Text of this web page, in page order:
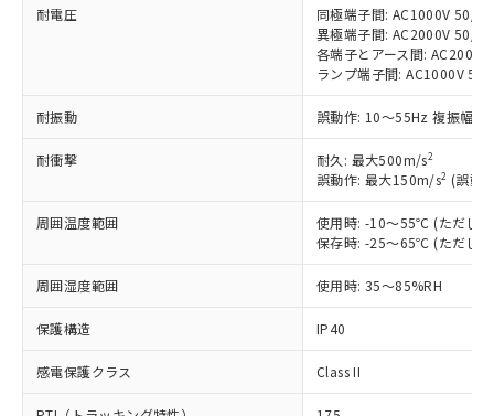
耐電圧
同極端子間: AC1000V 50/
異極端子間: AC2000V 50/
各端子とアース間:
ランプ端子間: AC1000V
耐振動 誤動作: 10～55Hz 複振幅
耐衝撃 耐久: 最大500m/s2
誤動作: 最大150m/s2 (誤動
周囲温度範囲
使用時: -10～55℃ (ただし
保存時: -25～65℃ (ただし
周囲湿度範囲 使用時: 35～85%RH
保護構造 IP40
感電保護クラス Class II
以下の条件をお読みいただき、同意のうえ
本サービスは、当社制御機器事業取扱
商品の当社在庫状況および標準価格
当社制御機器事業取扱商品の中には、
本サービスの対象外となる商品もある
ことをご了承ください。
在庫状況および標準価格照会結果は、
記載している更新日時点での社内デー
タに基づき作成されるものであり、閲
覧された時点での実際の在庫および標
対応予定：EU RoHS指令（10物質）の非含
有に対応した製品に切り替える予定のある
対応予定なし：EU RoHS指令（10物質）の
非含有に非対応の商品で、対応品を出す予
調査・確認中：EU RoHS指令（10物質）の
非含有の対応状況を調査中または確認中の
非該当品：ライセンス料など無形物で、有
害物質有無と関係のない商品です。
仕入先様の事情により、非含有部品として
いたものが、含有品と判明した場合などや
むを得ず変更することがあります。
鉛(Pb) 1000ppm以下、 水銀(Hg) 1000ppm以下、 カド
六価クロム(Cr(Ⅵ)) 1000ppm以下、ポリ臭化ビフェニル
「○」：最大均質材料含有率が中国RoHSの
基準値以下であることを示します。
「×」：最大均質材料含有率が中国RoHSの
基準値を超えていることを示します。
「－」：未確認です。当社販売部門へお問
い合わせください。
*中国RoHS10物質の基準値 (GB/T26572)：
Pb(鉛) :1000ppm、 Hg(水銀) : 1000ppm、 Cd(カドミウ
当社は、これら貴社製品のうち、外国
為替および外国貿易法に定める商品
または国外への提供する場合は、日本
国政府の輸出許可(または役務取引許
可)を取得するなどの必要な手続きを
記